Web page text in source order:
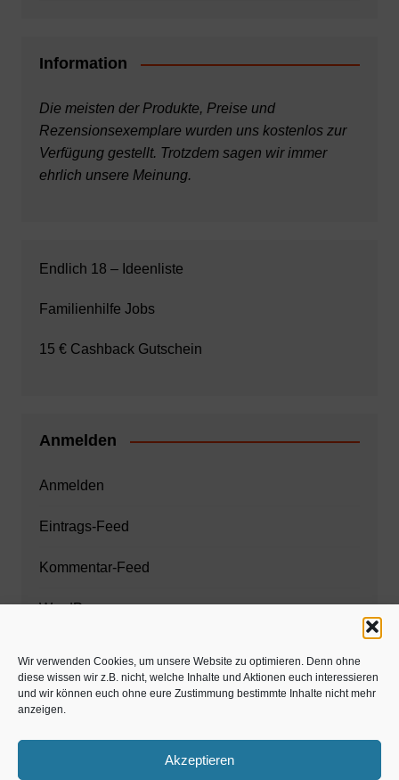
Wir verwenden Cookies, um unsere Website zu optimieren. Denn ohne
diese wissen wir z.B. nicht, welche Inhalte und Aktionen euch interessieren
und wir können euch ohne eure Zustimmung bestimmte Inhalte nicht mehr
anzeigen.
Akzeptieren
Information
Die meisten der Produkte, Preise und
Rezensionsexemplare wurden uns kostenlos zur
Verfügung gestellt. Trotzdem sagen wir immer
ehrlich unsere Meinung.
Endlich 18 – Ideenliste
Familienhilfe Jobs
15 € Cashback Gutschein
Anmelden
Anmelden
Eintrags-Feed
Kommentar-Feed
WordPress.org
Zahnarzt München
www.estaregistrierung.org – ESTA